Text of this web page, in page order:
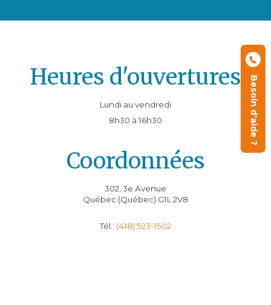
Besoin d'aide ?
Heures d'ouvertures
Lundi au vendredi
8h30 à 16h30
Coordonnées
302, 3e Avenue
Québec (Québec) G1L 2V8
Tél.: (418) 523-1502